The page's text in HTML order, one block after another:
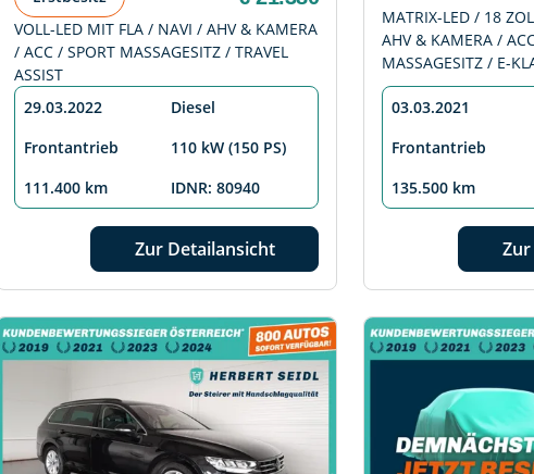
VOLL-LED MIT FLA / NAVI / AHV & KAMERA
/ ACC / SPORT MASSAGESITZ / TRAVEL
ASSIST
29.03.2022
Diesel
Frontantrieb
110 kW (150 PS)
111.400 km
IDNR: 80940
Zur Detailansicht
MATRIX-LED / 18
AHV & KAMERA /
MASSAGESITZ / E-
03.03.2021
Frontantrieb
135.500 km